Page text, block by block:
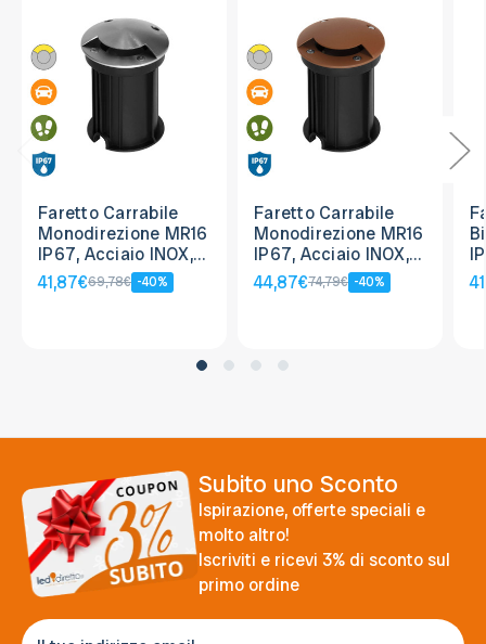
Faretto Carrabile
Monodirezione MR16
IP67, Acciaio INOX,
12/24V
41,87€69,78€ -40%
Faretto Carrabile
Monodirezione MR16
IP67, Acciaio INOX,
12/24V, Corten
44,87€74,79€ -40%
Subito uno Sconto
Ispirazione, offerte speciali e
molto altro!
Iscriviti e ricevi 3% di sconto sul
primo ordine